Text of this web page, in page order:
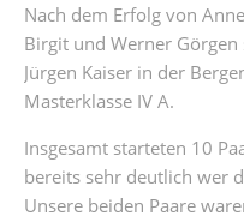
Nach dem Erfolg von
Birgit und Werner Görgen
Jürgen Kaiser in der
Masterklasse IV A.
Insgesamt starteten 10
bereits sehr deutlich wer
Unsere beiden Paare